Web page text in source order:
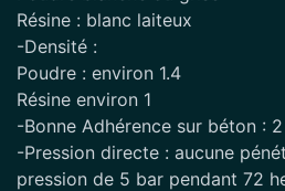
Résine : blanc laiteux
-Densité :
Poudre : environ 1.4
Résine environ 1
-Bonne Adhérence sur béton : 2
-Pression directe : aucune
pression de 5 bar pendant 72